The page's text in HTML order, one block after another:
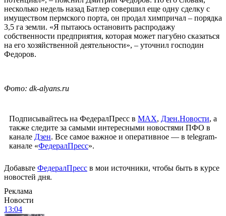
несколько недель назад Батлер совершил еще одну сделку с
имуществом пермского порта, он продал химпричал – порядка
3,5 га земли. «Я пытаюсь остановить распродажу
собственности предприятия, которая может пагубно сказаться
на его хозяйственной деятельности», – уточнил господин
Федоров.
Фото: dk-alyans.ru
Подписывайтесь на ФедералПресс в МАХ, Дзен.Новости, а
также следите за самыми интересными новостями ПФО в
канале Дзен. Все самое важное и оперативное — в telegram-
канале «ФедералПресс».
Добавьте ФедералПресс в мои источники, чтобы быть в курсе
новостей дня.
Реклама
Новости
13:04